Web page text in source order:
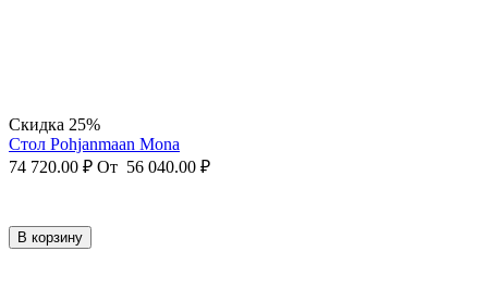
Скидка 25%
Стол Pohjanmaan Mona
74 720.00 ₽ От 56 040.00 ₽
В корзину